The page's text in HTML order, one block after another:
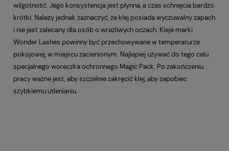
wilgotność. Jego konsystencja jest płynna, a czas schnięcia bardzo
krótki. Należy jednak zaznaczyć, że klej posiada wyczuwalny zapach
i nie jest zalecany dla osób o wrażliwych oczach. Kleje marki
Wonder Lashes powinny być przechowywane w temperaturze
pokojowej, w miejscu zacienionym. Najlepiej używać do tego celu
specjalnego woreczka ochronnego Magic Pack. Po zakończeniu
pracy ważne jest, aby szczelnie zakręcić klej, aby zapobiec
szybkiemu utlenianiu.